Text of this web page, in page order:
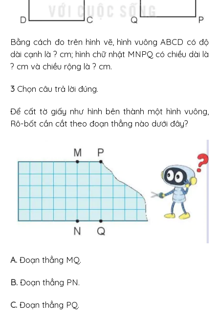
Bằng cách đo trên hình vẽ, hình vuông ABCD có độ
dài cạnh là ? cm; hình chữ nhật MNPQ có chiều dài là
? cm và chiều rộng là ? cm.
3 Chọn câu trả lời đúng.
Để cất tờ giấy như hình bên thành một hình vuông,
Rô-bốt cần cắt theo đoạn thẳng nào dưới đây?
A. Đoạn thẳng MQ.
B. Đoạn thẳng PN.
C. Đoạn thẳng PQ.